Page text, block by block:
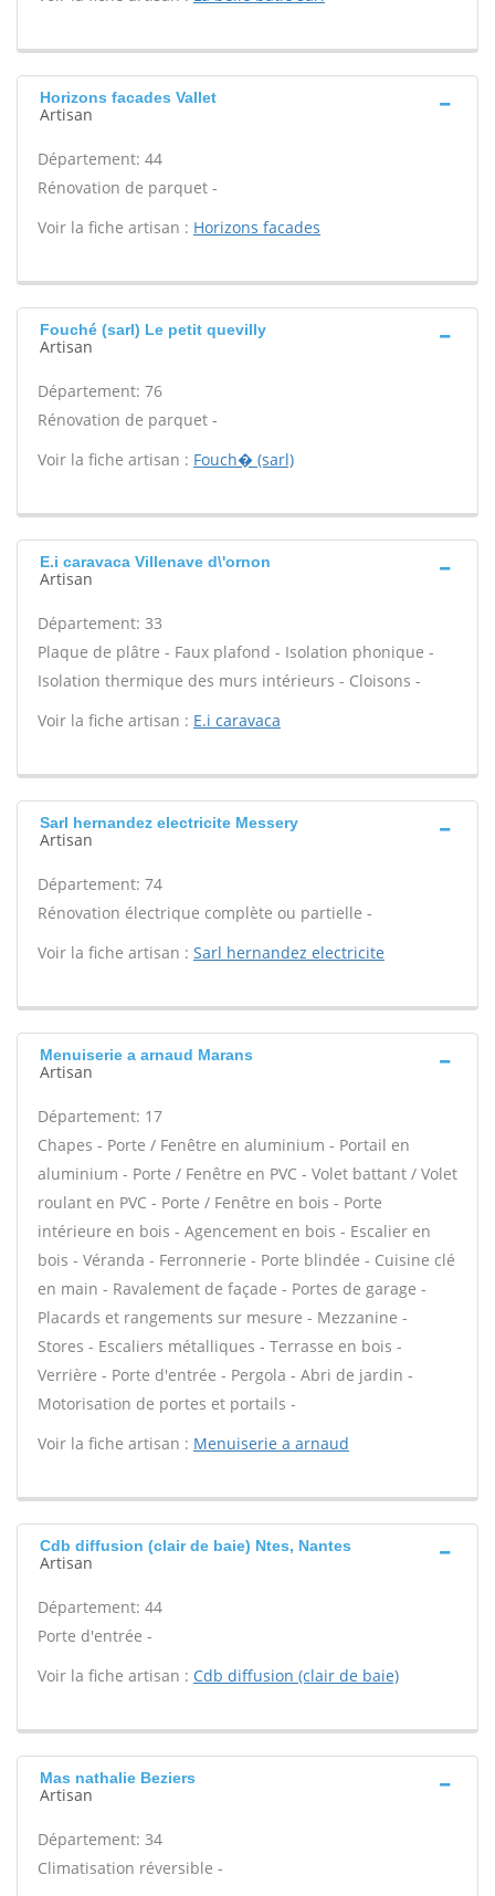
Horizons facades Vallet
Artisan
Département: 44
Rénovation de parquet -
Voir la fiche artisan : Horizons facades
Fouché (sarl) Le petit quevilly
Artisan
Département: 76
Rénovation de parquet -
Voir la fiche artisan : Fouch� (sarl)
E.i caravaca Villenave d\'ornon
Artisan
Département: 33
Plaque de plâtre - Faux plafond - Isolation phonique -
Isolation thermique des murs intérieurs - Cloisons -
Voir la fiche artisan : E.i caravaca
Sarl hernandez electricite Messery
Artisan
Département: 74
Rénovation électrique complète ou partielle -
Voir la fiche artisan : Sarl hernandez electricite
Menuiserie a arnaud Marans
Artisan
Département: 17
Chapes - Porte / Fenêtre en aluminium - Portail en
aluminium - Porte / Fenêtre en PVC - Volet battant / Volet
roulant en PVC - Porte / Fenêtre en bois - Porte
intérieure en bois - Agencement en bois - Escalier en
bois - Véranda - Ferronnerie - Porte blindée - Cuisine clé
en main - Ravalement de façade - Portes de garage -
Placards et rangements sur mesure - Mezzanine -
Stores - Escaliers métalliques - Terrasse en bois -
Verrière - Porte d'entrée - Pergola - Abri de jardin -
Motorisation de portes et portails -
Voir la fiche artisan : Menuiserie a arnaud
Cdb diffusion (clair de baie) Ntes, Nantes
Artisan
Département: 44
Porte d'entrée -
Voir la fiche artisan : Cdb diffusion (clair de baie)
Mas nathalie Beziers
Artisan
Département: 34
Climatisation réversible -